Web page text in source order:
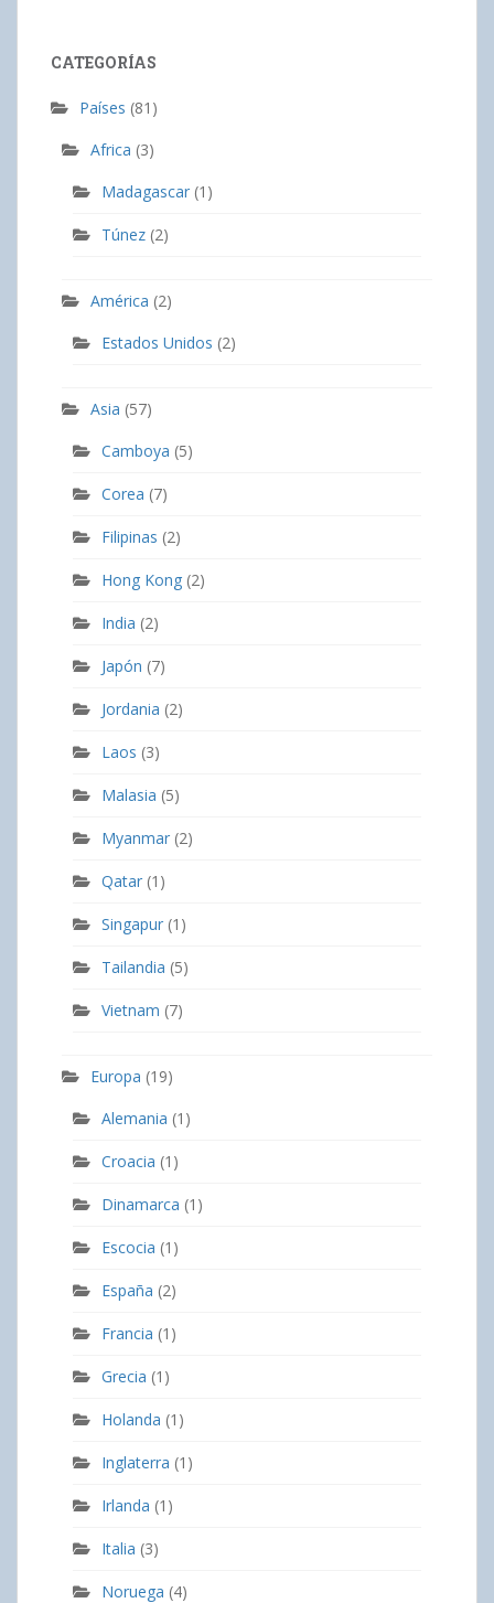
CATEGORÍAS
Países (81)
Africa (3)
Madagascar (1)
Túnez (2)
América (2)
Estados Unidos (2)
Asia (57)
Camboya (5)
Corea (7)
Filipinas (2)
Hong Kong (2)
India (2)
Japón (7)
Jordania (2)
Laos (3)
Malasia (5)
Myanmar (2)
Qatar (1)
Singapur (1)
Tailandia (5)
Vietnam (7)
Europa (19)
Alemania (1)
Croacia (1)
Dinamarca (1)
Escocia (1)
España (2)
Francia (1)
Grecia (1)
Holanda (1)
Inglaterra (1)
Irlanda (1)
Italia (3)
Noruega (4)